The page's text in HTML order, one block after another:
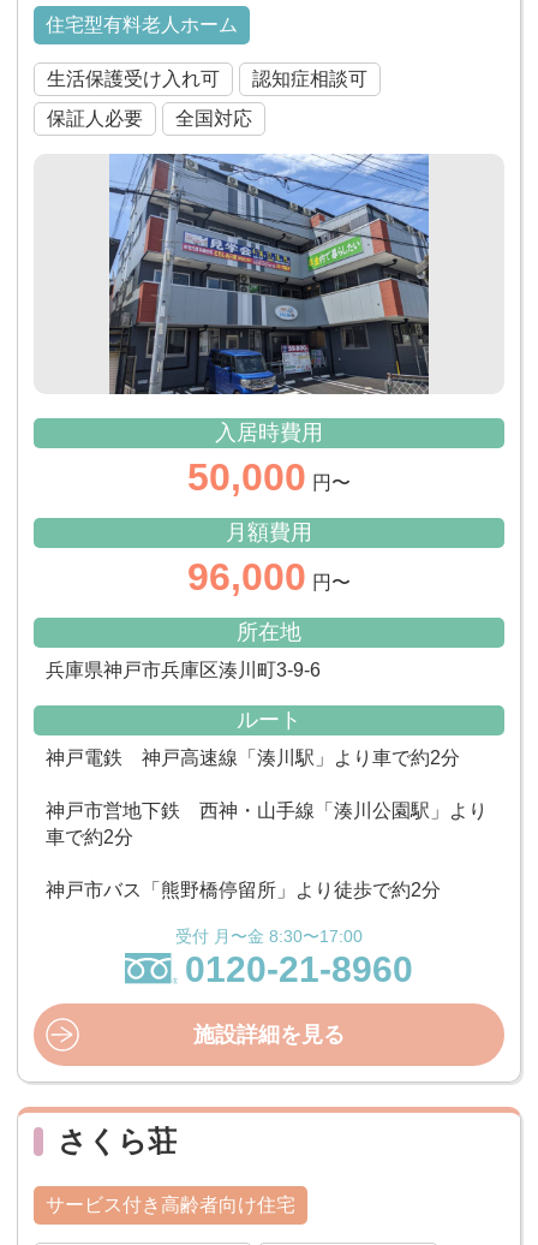
住宅型有料老人ホーム
生活保護受け入れ可
認知症相談可
保証人必要
全国対応
入居時費用
50,000 円〜
月額費用
96,000 円〜
所在地
兵庫県神戸市兵庫区湊川町3-9-6
ルート
神戸電鉄 神戸高速線「湊川駅」より車で約2分
神戸市営地下鉄 西神・山手線「湊川公園駅」より
車で約2分
神戸市バス「熊野橋停留所」より徒歩で約2分
受付 月〜金 8:30〜17:00
0120-21-8960
施設詳細を見る
さくら荘
サービス付き高齢者向け住宅